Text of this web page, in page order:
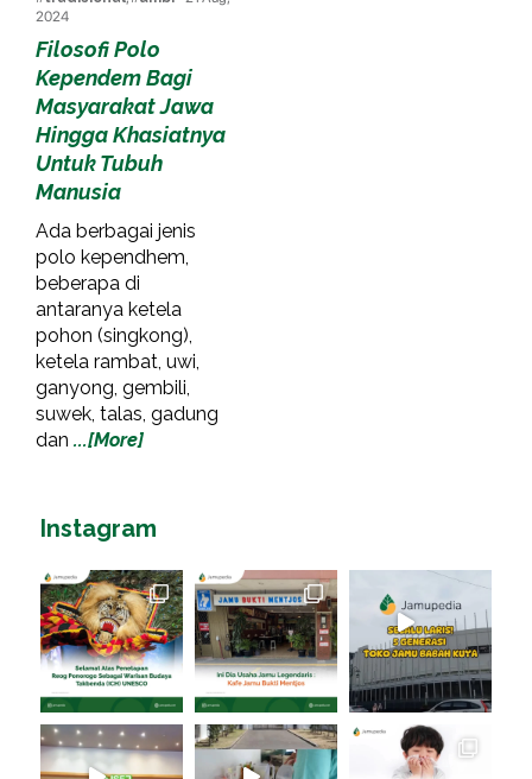
2024
Filosofi Polo
Kependem Bagi
Masyarakat Jawa
Hingga Khasiatnya
Untuk Tubuh
Manusia
Ada berbagai jenis
polo kependhem,
beberapa di
antaranya ketela
pohon (singkong),
ketela rambat, uwi,
ganyong, gembili,
suwek, talas, gadung
dan ...[More]
Instagram